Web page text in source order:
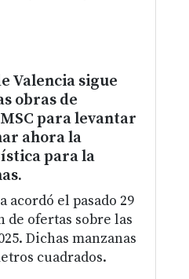
Valencia sigue
obras de
para levantar
ahora la
para la
acordó el pasado 29
ofertas sobre las
Dichas manzanas
cuadrados.